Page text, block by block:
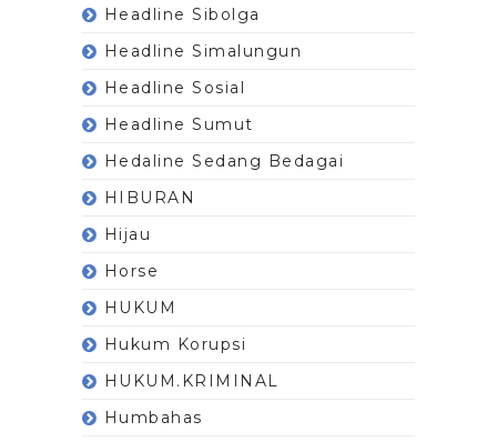
Headline Sibolga
Headline Simalungun
Headline Sosial
Headline Sumut
Hedaline Sedang Bedagai
HIBURAN
Hijau
Horse
HUKUM
Hukum Korupsi
HUKUM.KRIMINAL
Humbahas